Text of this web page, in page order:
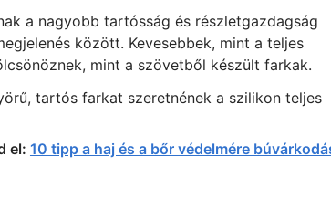
a nagyobb tartósság és részletgazdagság
között. Kevesebbek, mint a teljes
mint a szövetből készült farkak.
tartós farkat szeretnének a szilikon teljes
el: 10 tipp a haj és a bőr védelmére